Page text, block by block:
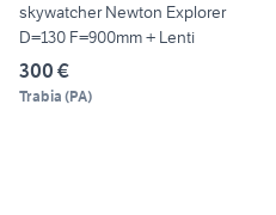
skywatcher Newton Explorer
D=130 F=900mm + Lenti
300 €
Trabia (PA)